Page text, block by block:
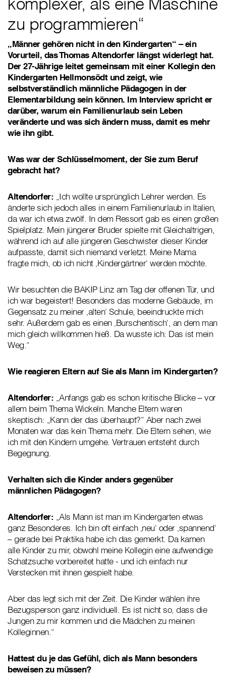
zu programmieren“
„Männer gehören nicht in den Kindergarten“ – ein
Vorurteil, das Thomas Altendorfer längst widerlegt hat.
Der 27-Jährige leitet gemeinsam mit einer Kollegin den
Kindergarten Hellmonsödt und zeigt, wie
selbstverständlich männliche Pädagogen in der
Elementarbildung sein können. Im Interview spricht er
darüber, warum ein Familienurlaub sein Leben
veränderte und was sich ändern muss, damit es mehr
wie ihn gibt.
Was war der Schlüsselmoment, der Sie zum Beruf
gebracht hat?
Altendorfer: „Ich wollte ursprünglich Lehrer werden. Es
änderte sich jedoch alles in einem Familienurlaub in Italien,
da war ich etwa zwölf. In dem Ressort gab es einen großen
Spielplatz. Mein jüngerer Bruder spielte mit Gleichaltrigen,
während ich auf alle jüngeren Geschwister dieser Kinder
aufpasste, damit sich niemand verletzt. Meine Mama
fragte mich, ob ich nicht ‚Kindergärtner‘ werden möchte.
Wir besuchten die BAKIP Linz am Tag der offenen Tür, und
ich war begeistert! Besonders das moderne Gebäude, im
Gegensatz zu meiner ‚alten‘ Schule, beeindruckte mich
sehr. Außerdem gab es einen ‚Burschentisch‘, an dem man
mich gleich willkommen hieß. Da wusste ich: Das ist mein
Weg.“
Wie reagieren Eltern auf Sie als Mann im Kindergarten?
Altendorfer: „Anfangs gab es schon kritische Blicke – vor
allem beim Thema Wickeln. Manche Eltern waren
skeptisch: „Kann der das überhaupt?“ Aber nach zwei
Monaten war das kein Thema mehr. Die Eltern sehen, wie
ich mit den Kindern umgehe. Vertrauen entsteht durch
Begegnung.
Verhalten sich die Kinder anders gegenüber
männlichen Pädagogen?
Altendorfer: „Als Mann ist man im Kindergarten etwas
ganz Besonderes. Ich bin oft einfach ‚neu‘ oder ‚spannend‘
– gerade bei Praktika habe ich das gemerkt. Da kamen
alle Kinder zu mir, obwohl meine Kollegin eine aufwendige
Schatzsuche vorbereitet hatte - und ich einfach nur
Verstecken mit ihnen gespielt habe.
Aber das legt sich mit der Zeit. Die Kinder wählen ihre
Bezugsperson ganz individuell. Es ist nicht so, dass die
Jungen zu mir kommen und die Mädchen zu meinen
Kolleginnen.“
Hattest du je das Gefühl, dich als Mann besonders
beweisen zu müssen?